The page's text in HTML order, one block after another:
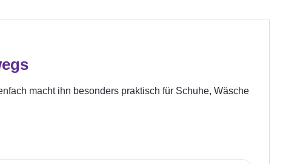
macht ihn besonders praktisch für Schuhe, Wäsche